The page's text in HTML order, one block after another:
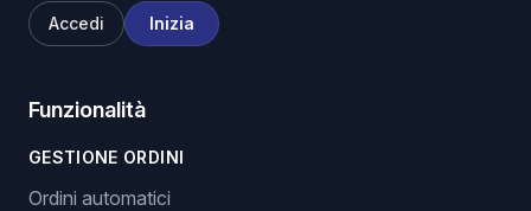
Accedi Inizia
Funzionalità
GESTIONE ORDINI
Ordini automatici